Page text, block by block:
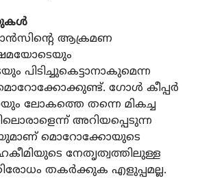
ആക്രമണ
പിടിച്ചുകെട്ടാനാകുമെന്ന
ഗോൾ കീപ്പർ
ലോകത്തെ തന്നെ മികച്ച
അറിയപ്പെടുന്ന
മൊറോക്കോയുടെ
നേതൃത്വത്തിലുള്ള
തകർക്കുക എളുപ്പമല്ല.